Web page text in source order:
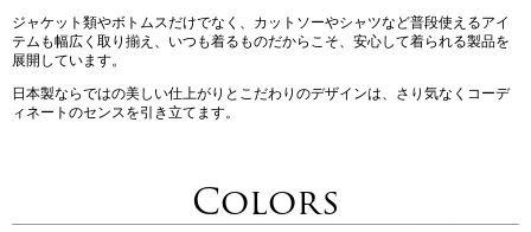
ジャケット類やボトムスだけでなく、カットソーやシャツなど普段使えるアイ
テムも幅広く取り揃え、いつも着るものだからこそ、安心して着られる製品を
展開しています。
日本製ならではの美しい仕上がりとこだわりのデザインは、さり気なくコーデ
ィネートのセンスを引き立てます。
Colors